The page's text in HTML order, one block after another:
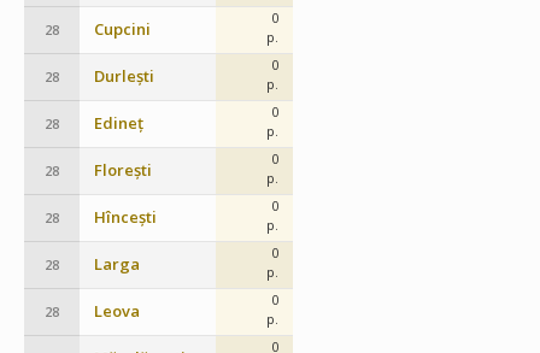
28 Cupcini
0
p.
28 Durlești
0
p.
28 Edineț
0
p.
28 Florești
0
p.
28 Hîncești
0
p.
28 Larga
0
p.
28 Leova
0
p.
0